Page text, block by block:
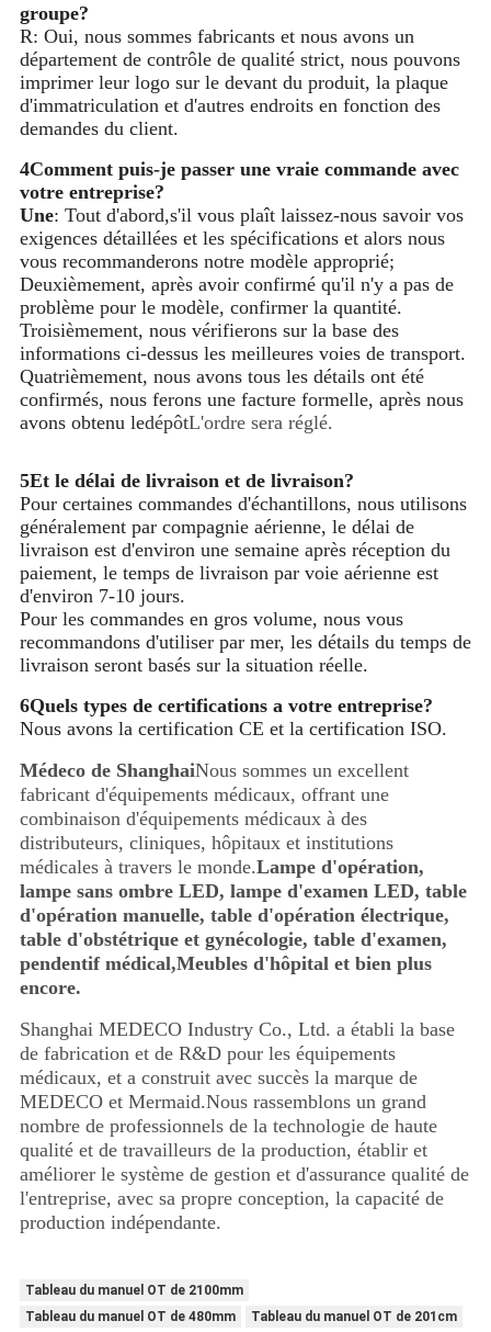
groupe?
R: Oui, nous sommes fabricants et nous avons un
département de contrôle de qualité strict, nous pouvons
imprimer leur logo sur le devant du produit, la plaque
d'immatriculation et d'autres endroits en fonction des
demandes du client.
4Comment puis-je passer une vraie commande avec
votre entreprise?
Une: Tout d'abord,s'il vous plaît laissez-nous savoir vos
exigences détaillées et les spécifications et alors nous
vous recommanderons notre modèle approprié;
Deuxièmement, après avoir confirmé qu'il n'y a pas de
problème pour le modèle, confirmer la quantité.
Troisièmement, nous vérifierons sur la base des
informations ci-dessus les meilleures voies de transport.
Quatrièmement, nous avons tous les détails ont été
confirmés, nous ferons une facture formelle, après nous
avons obtenu ledépôtL'ordre sera réglé.
5Et le délai de livraison et de livraison?
Pour certaines commandes d'échantillons, nous utilisons
généralement par compagnie aérienne, le délai de
livraison est d'environ une semaine après réception du
paiement, le temps de livraison par voie aérienne est
d'environ 7-10 jours.
Pour les commandes en gros volume, nous vous
recommandons d'utiliser par mer, les détails du temps de
livraison seront basés sur la situation réelle.
6Quels types de certifications a votre entreprise?
Nous avons la certification CE et la certification ISO.
Médeco de ShanghaiNous sommes un excellent
fabricant d'équipements médicaux, offrant une
combinaison d'équipements médicaux à des
distributeurs, cliniques, hôpitaux et institutions
médicales à travers le monde.Lampe d'opération,
lampe sans ombre LED, lampe d'examen LED, table
d'opération manuelle, table d'opération électrique,
table d'obstétrique et gynécologie, table d'examen,
pendentif médical,Meubles d'hôpital et bien plus
encore.
Shanghai MEDECO Industry Co., Ltd. a établi la base
de fabrication et de R&D pour les équipements
médicaux, et a construit avec succès la marque de
MEDECO et Mermaid.Nous rassemblons un grand
nombre de professionnels de la technologie de haute
qualité et de travailleurs de la production, établir et
améliorer le système de gestion et d'assurance qualité de
l'entreprise, avec sa propre conception, la capacité de
production indépendante.
Tableau du manuel OT de 2100mm
Tableau du manuel OT de 480mm
Tableau du manuel OT de 201cm